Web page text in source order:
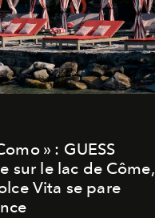
» : GUESS
sur le lac de Côme,
Vita se pare